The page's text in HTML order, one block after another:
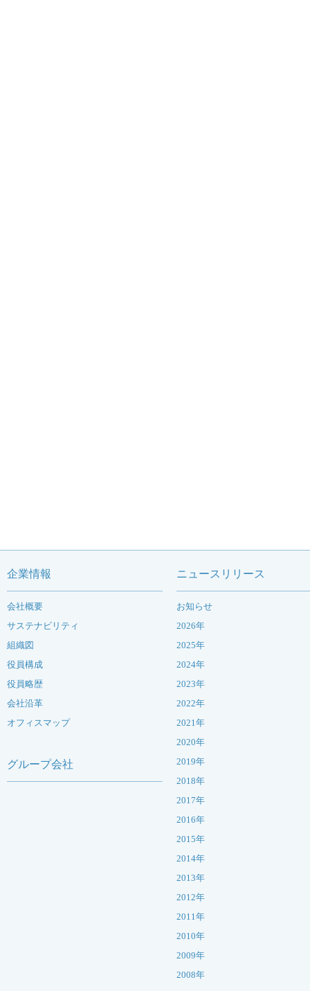
企業情報
会社概要
サステナビリティ
組織図
役員構成
役員略歴
会社沿革
オフィスマップ
グループ会社
ニュースリリース
お知らせ
2026年
2025年
2024年
2023年
2022年
2021年
2020年
2019年
2018年
2017年
2016年
2015年
2014年
2013年
2012年
2011年
2010年
2009年
2008年